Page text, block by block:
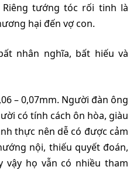
Riêng tướng tóc rối tinh là
hại đến vợ con.
nhân nghĩa, bất hiếu và
– 0,07mm. Người đàn ông
có tính cách ôn hòa, giàu
thực nên dễ có được cảm
nội, thiếu quyết đoán,
vậy họ vẫn có nhiều tham